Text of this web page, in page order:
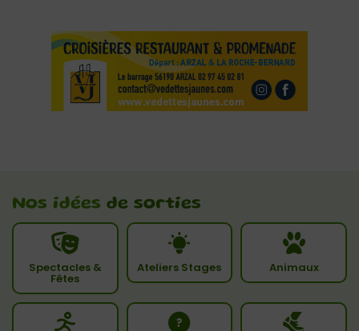
Nos idées de sorties
Spectacles &
Fêtes
Ateliers Stages Animaux